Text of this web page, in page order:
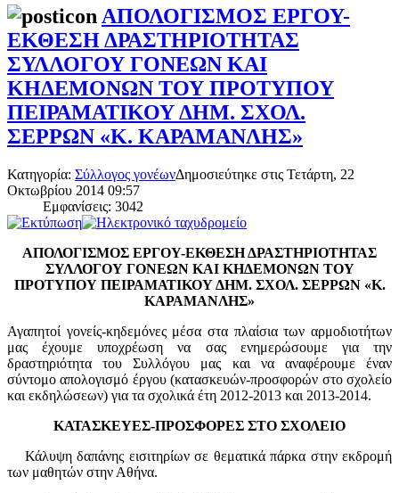
ΑΠΟΛΟΓΙΣΜΟΣ ΕΡΓΟΥ-
ΕΚΘΕΣΗ ΔΡΑΣΤΗΡΙΟΤΗΤΑΣ
ΣΥΛΛΟΓΟΥ ΓΟΝΕΩΝ ΚΑΙ
ΚΗΔΕΜΟΝΩΝ ΤΟΥ ΠΡΟΤΥΠΟΥ
ΠΕΙΡΑΜΑΤΙΚΟΥ ΔΗΜ. ΣΧΟΛ.
ΣΕΡΡΩΝ «Κ. ΚΑΡΑΜΑΝΛΗΣ»
Κατηγορία: Σύλλογος γονέωνΔημοσιεύτηκε στις Τετάρτη, 22
Οκτωβρίου 2014 09:57
Εμφανίσεις: 3042
ΑΠΟΛΟΓΙΣΜΟΣ ΕΡΓΟΥ-ΕΚΘΕΣΗ ΔΡΑΣΤΗΡΙΟΤΗΤΑΣ
ΣΥΛΛΟΓΟΥ ΓΟΝΕΩΝ ΚΑΙ ΚΗΔΕΜΟΝΩΝ ΤΟΥ
ΠΡΟΤΥΠΟΥ ΠΕΙΡΑΜΑΤΙΚΟΥ ΔΗΜ. ΣΧΟΛ. ΣΕΡΡΩΝ «Κ.
ΚΑΡΑΜΑΝΛΗΣ»
Αγαπητοί γονείς-κηδεμόνες μέσα στα πλαίσια των αρμοδιοτήτων
μας έχουμε υποχρέωση να σας ενημερώσουμε για την
δραστηριότητα του Συλλόγου μας και να αναφέρουμε έναν
σύντομο απολογισμό έργου (κατασκευών-προσφορών στο σχολείο
και εκδηλώσεων) για τα σχολικά έτη 2012-2013 και 2013-2014.
ΚΑΤΑΣΚΕΥΕΣ-ΠΡΟΣΦΟΡΕΣ ΣΤΟ ΣΧΟΛΕΙΟ
Κάλυψη δαπάνης εισιτηρίων σε θεματικά πάρκα στην εκδρομή
των μαθητών στην Αθήνα.